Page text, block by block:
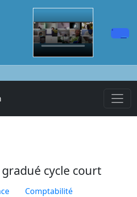
cycle court
Comptabilité